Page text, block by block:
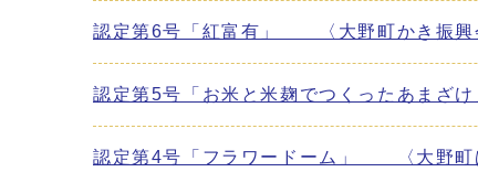
認定第6号「紅富有」 〈大野町かき振興
認定第5号「お米と米麹でつくったあま
認定第4号「フラワードーム」 〈大野町